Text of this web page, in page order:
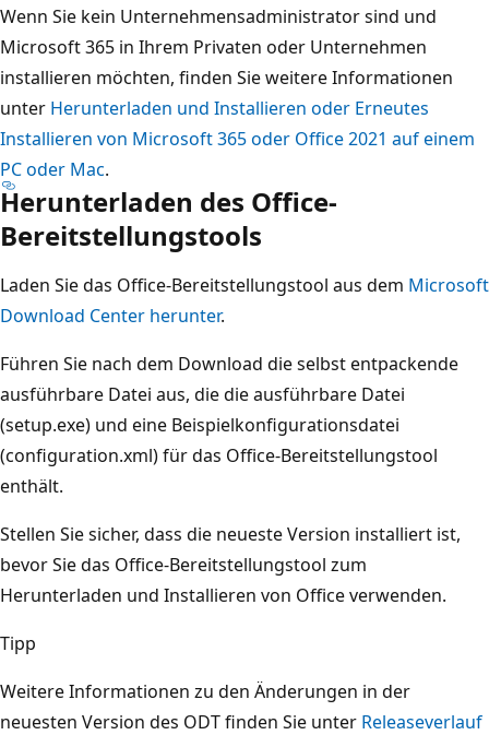
Wenn Sie kein Unternehmensadministrator sind und
Microsoft 365 in Ihrem Privaten oder Unternehmen
installieren möchten, finden Sie weitere Informationen
unter Herunterladen und Installieren oder Erneutes
Installieren von Microsoft 365 oder Office 2021 auf einem
PC oder Mac.
Herunterladen des Office-
Bereitstellungstools
Laden Sie das Office-Bereitstellungstool aus dem Microsoft
Download Center herunter.
Führen Sie nach dem Download die selbst entpackende
ausführbare Datei aus, die die ausführbare Datei
(setup.exe) und eine Beispielkonfigurationsdatei
(configuration.xml) für das Office-Bereitstellungstool
enthält.
Stellen Sie sicher, dass die neueste Version installiert ist,
bevor Sie das Office-Bereitstellungstool zum
Herunterladen und Installieren von Office verwenden.
Tipp
Weitere Informationen zu den Änderungen in der
neuesten Version des ODT finden Sie unter Releaseverlauf